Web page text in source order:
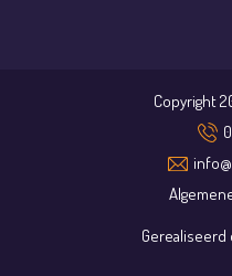
Copyright
Gerealiseerd